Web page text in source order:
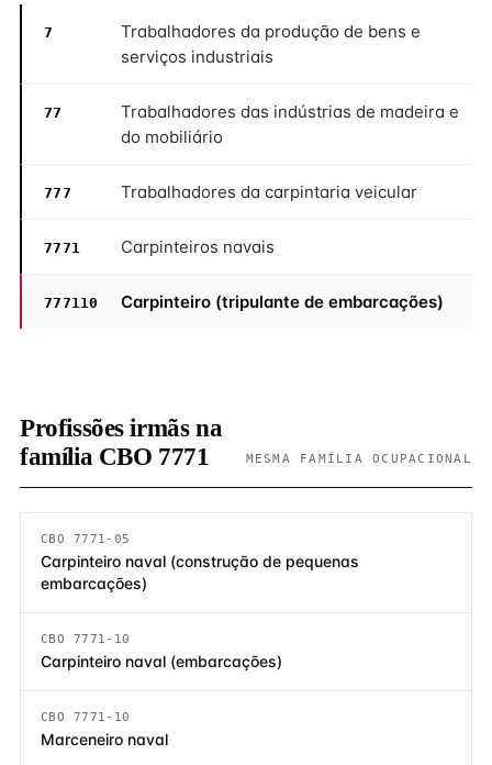
7
Trabalhadores da produção de bens e
serviços industriais
77
Trabalhadores das indústrias de madeira e
do mobiliário
777 Trabalhadores da carpintaria veicular
7771 Carpinteiros navais
777110 Carpinteiro (tripulante de embarcações)
Profissões irmãs na
família CBO 7771
MESMA FAMÍLIA OCUPACIONAL
CBO 7771-05
Carpinteiro naval (construção de pequenas
embarcações)
CBO 7771-10
Carpinteiro naval (embarcações)
CBO 7771-10
Marceneiro naval